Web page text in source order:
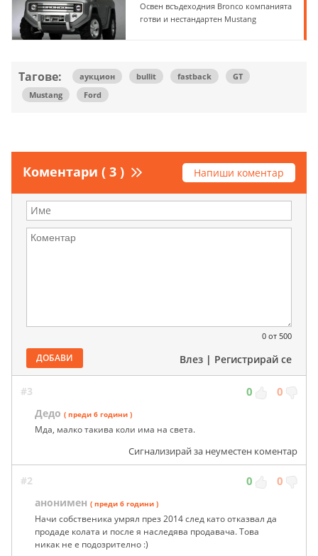
Освен всъдеходния Bronco компанията
готви и нестандартен Mustang
Тагове: аукцион bullit fastback
GT
Mustang
Ford
Коментари ( 3 ) Напиши коментар
0 от 500
ДОБАВИ Влез | Регистрирай се
#3 0 0
Дедо ( преди 6 години )
Мда, малко такива коли има на света.
Сигнализирай за неуместен коментар
#2 0 0
анонимен ( преди 6 години )
Начи собственика умрял през 2014 след като отказвал да
продаде колата и после я наследява продавача. Това
никак не е подозрително :)